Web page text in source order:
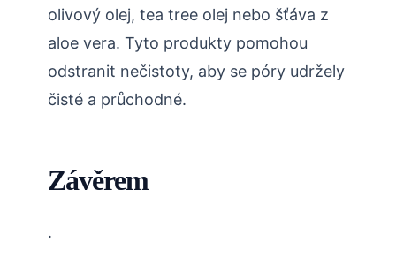
olivový olej, tea tree olej nebo šťáva z
aloe vera. Tyto produkty pomohou
odstranit nečistoty, aby se póry udržely
čisté a průchodné.
Závěrem
.